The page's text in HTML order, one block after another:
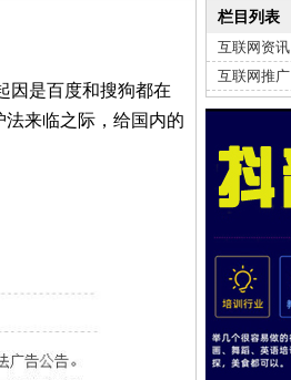
因是百度和搜狗都在
法来临之际，给国内的
栏目列表
互联网资讯
互联网推广